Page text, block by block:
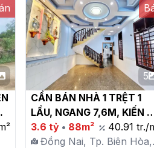
5
CẦN BÁN NHÀ 1 TRỆT 1
LẦU, NGANG 7,6M, KIẾN
GẦN CHỢ PHÚC LÂM
3.6 tỷ• 88m²
40.91 tr./
Đồng Nai, Tp. Biên Hòa,